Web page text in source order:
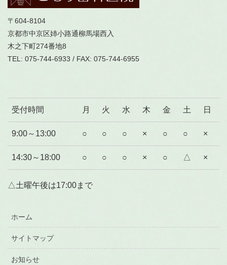
〒604-8104
京都市中京区姉小路通柳馬場西入
木之下町274番地8
TEL: 075-744-6933 / FAX: 075-744-6955
受付時間 月 火 水 木 金 土 日
9:00～13:00 ○ ○ ○ × ○ ○ ×
14:30～18:00 ○ ○ ○ × ○ △ ×
△土曜午後は17:00まで
ホーム
サイトマップ
お知らせ